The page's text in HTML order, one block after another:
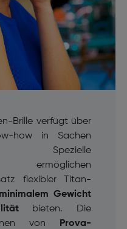
Brille verfügt über
how in Sachen
Spezielle
ermöglichen
flexibler Titan-
Gewicht
bieten. Die
von
Prova-